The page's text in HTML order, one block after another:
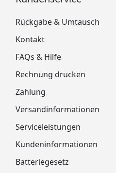
Rückgabe & Umtausch
Kontakt
FAQs & Hilfe
Rechnung drucken
Zahlung
Versandinformationen
Serviceleistungen
Kundeninformationen
Batteriegesetz